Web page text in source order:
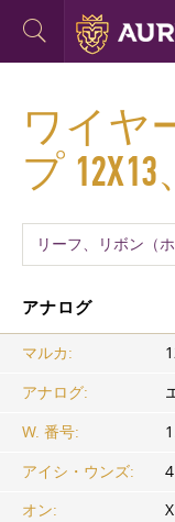
ワイヤ
プ
リーフ、リボン（ホ
アナログ
マルカ:
アナログ:
W. 番号:
アイシ・ウンズ:
オン: